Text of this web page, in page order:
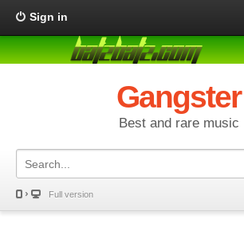
Sign in
Gangster
Best and rare music
Full version